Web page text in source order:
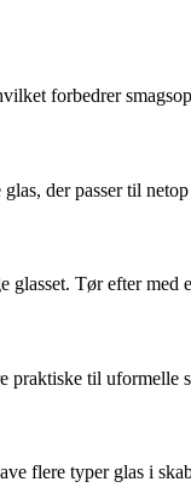
forbedrer
der passer til
glasset. Tør efter
praktiske til uformelle
flere typer glas i